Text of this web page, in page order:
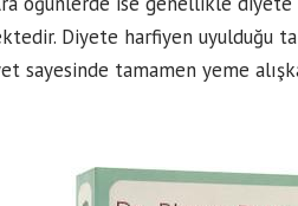
Diyete harfiyen uyulduğu
sayesinde tamamen yeme